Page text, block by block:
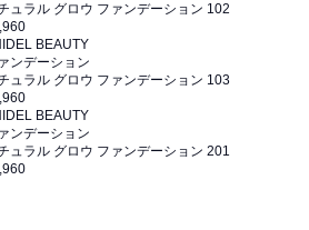
ュラル グロウ ファンデーション 102
BEAUTY
ンデーション
ュラル グロウ ファンデーション 103
BEAUTY
ンデーション
ュラル グロウ ファンデーション 201